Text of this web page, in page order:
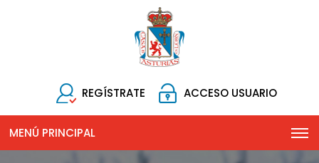
REGÍSTRATE ACCESO USUARIO
MENÚ PRINCIPAL